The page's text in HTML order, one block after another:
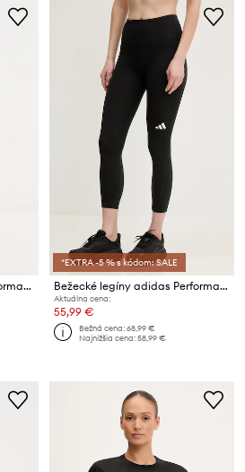
Dámske legíny adidas Performance adi365
*EXTRA -5 % s kódom: SALE
Bežecké legíny adidas Performance adi365
Aktuálna cena:
55,99 €
Bežná cena:68,99 €
Najnižšia cena:58,99 €